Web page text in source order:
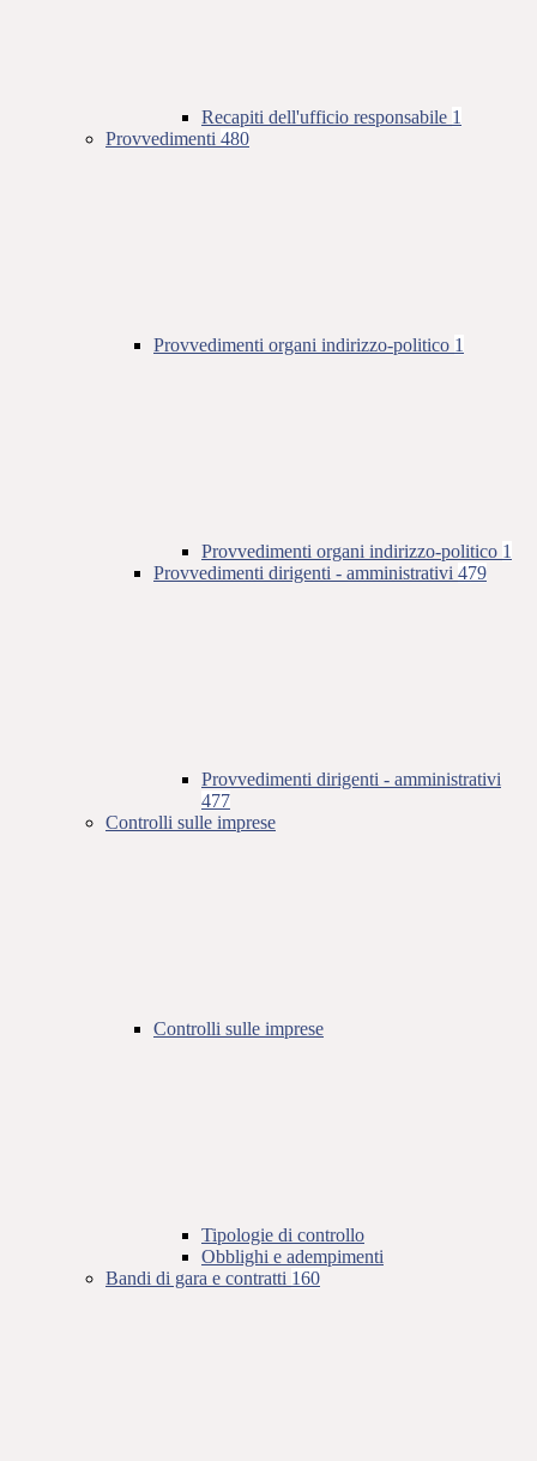
Recapiti dell'ufficio responsabile 1
Provvedimenti 480
Provvedimenti organi indirizzo-politico 1
Provvedimenti organi indirizzo-politico 1
Provvedimenti dirigenti - amministrativi 479
Provvedimenti dirigenti - amministrativi
477
Controlli sulle imprese
Controlli sulle imprese
Tipologie di controllo
Obblighi e adempimenti
Bandi di gara e contratti 160